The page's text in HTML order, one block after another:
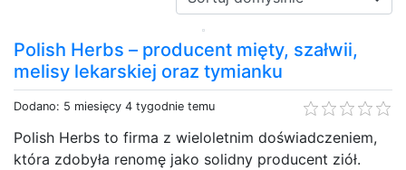
Polish Herbs – producent mięty, szałwii,
melisy lekarskiej oraz tymianku
Dodano: 5 miesięcy 4 tygodnie temu
Polish Herbs to firma z wieloletnim doświadczeniem,
która zdobyła renomę jako solidny producent ziół.